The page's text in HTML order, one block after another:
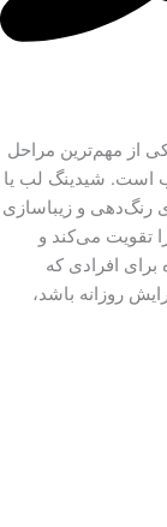
از مهم‌ترین مراحل
است. شیدینگ لب یا
رنگ‌دهی و زیباسازی
تقویت می‌کند و
افرادی که
روزانه باشد،